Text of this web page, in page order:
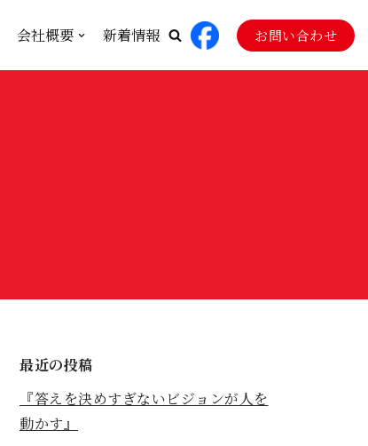
会社概要 新着情報 お問い合わせ
最近の投稿
『答えを決めすぎないビジョンが人を
動かす』